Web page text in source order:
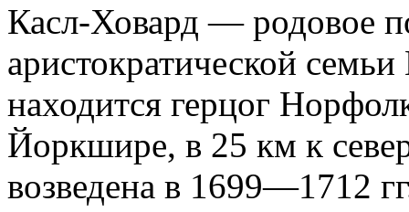
Касл-Ховард — родовое
аристократической
находится герцог
Йоркшире, в 25 км к
возведена в 1699—1712